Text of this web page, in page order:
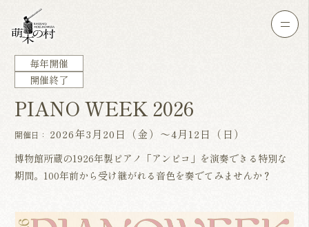
毎年開催
開催終了
PIANO WEEK 2026
開催日： 2026年3月20日（金）〜4月12日（日）
博物館所蔵の1926年製ピアノ「アンピコ」を演奏できる特別な
期間。100年前から受け継がれる音色を奏でてみませんか？